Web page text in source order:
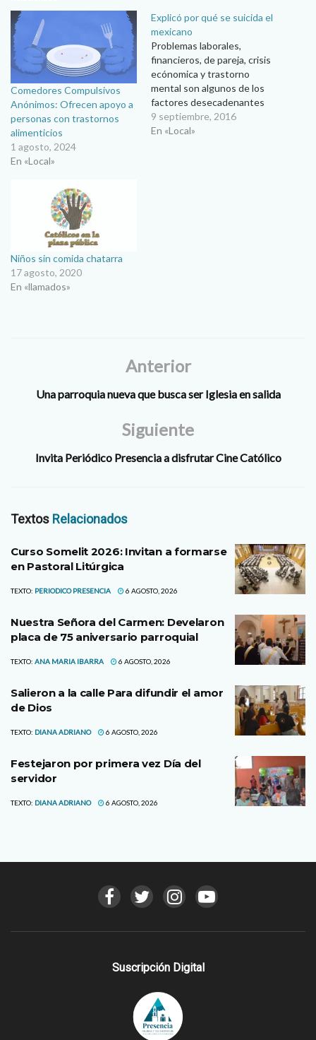
Comedores Compulsivos
Anónimos: Ofrecen apoyo a
personas con trastornos
alimenticios
1 agosto, 2024
En «Local»
Explicó por qué se suicida el
mexicano
Problemas laborales,
financieros, de pareja, crisis
ecónomica y trastorno
mental son algunos de los
factores desecadenantes
para que una persona piense
en el suicidio. Así lo dijo el
9 septiembre, 2016
En «Local»
Niños sin comida chatarra
17 agosto, 2020
En «llamados»
Anterior
Una parroquia nueva que busca ser Iglesia en salida
Siguiente
Invita Periódico Presencia a disfrutar Cine Católico
Textos Relacionados
Curso Somelit 2026: Invitan a formarse
en Pastoral Litúrgica
TEXTO: PERIODICO PRESENCIA 6 AGOSTO, 2026
Nuestra Señora del Carmen: Develaron
placa de 75 aniversario parroquial
TEXTO: ANA MARIA IBARRA 6 AGOSTO, 2026
Salieron a la calle Para difundir el amor
de Dios
TEXTO: DIANA ADRIANO 6 AGOSTO, 2026
Festejaron por primera vez Día del
servidor
TEXTO: DIANA ADRIANO 6 AGOSTO, 2026
Suscripción Digital